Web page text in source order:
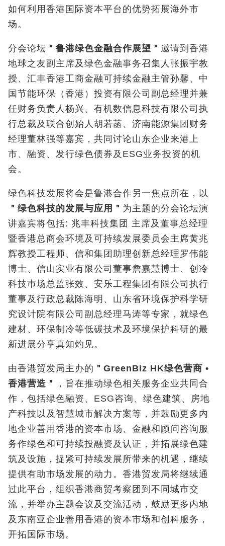
如何利用香港国际资本平台的优势拓展海外市
场。
分会论坛 ＂鲁港绿色金融合作展望＂ 邀请到香港
地球之友副主席及绿色金融事务召集人张振宇教
授、汇丰香港工商金融可持续金融主管孙馨、中
国节能环保（香港）投资有限公司副总经理并兼
任财务负责人杨兴、有机数信息科技有限公司执
行总裁及联合创始人胡若菡、济南能源集团财务
经理董林强等嘉宾，共同讨论山东企业来港上
市、融资、发行绿色债券及ESG业务投资的机
会。
绿色科技发展将会是鲁港合作另一焦点所在，以
＂绿色科技的发展与应用＂ 为主题的分会论坛演
讲嘉宾将包括: 兆丰科技集团 主席及董事总经理
暨香港总商会环境及可持续发展委员会主席黄兆
辉教授工程师、信和集团助理创新总经理罗伟能
博士、信山实业有限公司董事詹嘉慧博士、创冷
科技巿场总监张效、安乐工程集团有限公司执行
董事及行政总裁陈海明、山东省环境保护科学研
究设计院有限公司副总经理马涛等专家，就绿色
建材、环保制冷等低碳技术及环境保护科研的最
新进展分享真知灼见。
由香港贸发局主办的 ＂ GreenBiz HK绿色营商 •
香港营造＂
，旨在推动绿色相关服务企业共同合
作，包括绿色融资、ESG咨询、绿色建筑、房地
产科技以及智慧城市解决方案等，并鼓励更多内
地企业善用香港的资本市场、金融和顾问咨询服
务作绿色和可持续投融资及认证，并拓展绿色建
筑及设施，捉紧可持续发展所带来的机遇，继续
提供有助市场发展的动力。香港贸发局将继续通
过此平台，组织香港商贸考察团到不同城市交
流，并举办主题会议及交流活动，鼓励更多内地
及东南亚企业善用香港的资本市场和创科服务，
开拓国际市场。